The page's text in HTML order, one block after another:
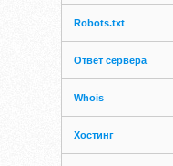
Robots.txt
Ответ сервера
Whois
Хостинг